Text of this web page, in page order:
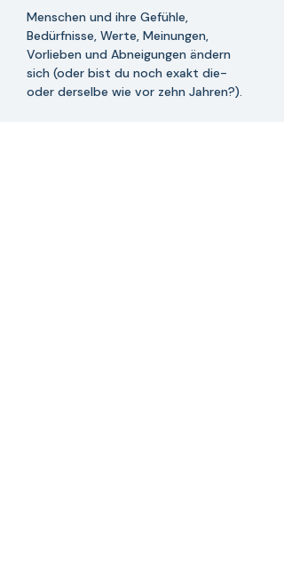
Menschen und ihre Gefühle,
Bedürfnisse, Werte, Meinungen,
Vorlieben und Abneigungen ändern
sich (oder bist du noch exakt die-
oder derselbe wie vor zehn Jahren?).